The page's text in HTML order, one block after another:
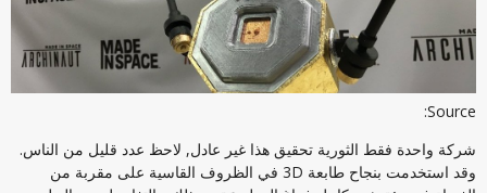
Source:
شركة واحدة فقط الثورية تحقيق هذا غير عادل, لاحظ عدد قليل من الناس.
وقد استخدمت بنجاح طابعة 3D في الظروف القاسية على مقربة من